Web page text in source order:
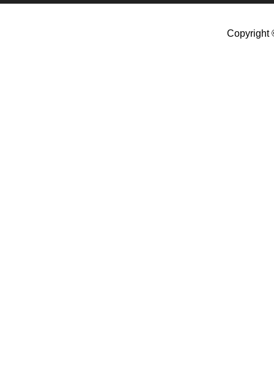
Copyright